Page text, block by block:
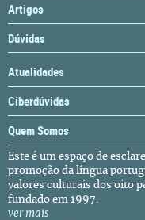
Artigos
Dúvidas
Atualidades
Ciberdúvidas
Quem Somos
Este é um espaço de
promoção da língua
valores culturais dos oito
fundado em 1997.
ver mais